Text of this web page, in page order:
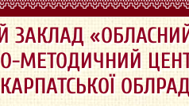
ЗАКЛАД
МЕТОДИЧНИЙ